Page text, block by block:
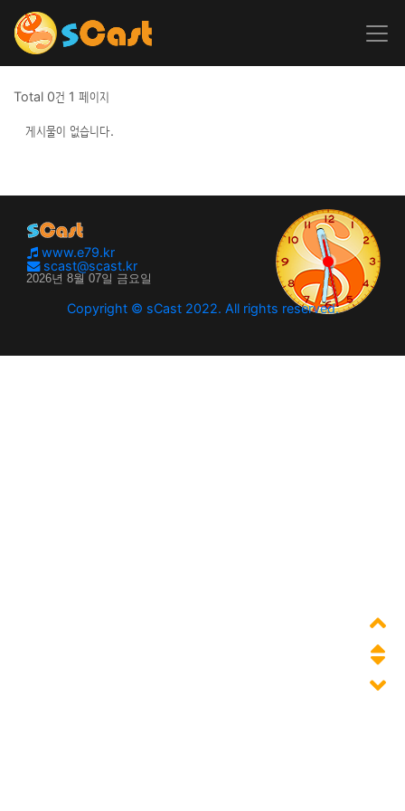
Total 0건 1 페이지
게시물이 없습니다.
www.e79.kr
scast@scast.kr
Copyright © sCast 2022. All rights reserved.